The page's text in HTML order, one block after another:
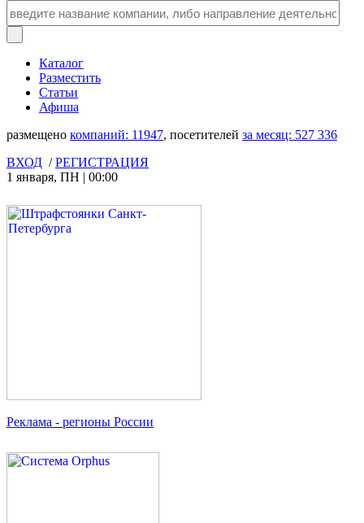
Каталог
Разместить
Статьи
Афиша
размещено компаний: 11947, посетителей за месяц: 527 336
ВХОД /РЕГИСТРАЦИЯ
1 января, ПН | 00:00
Реклама - регионы России